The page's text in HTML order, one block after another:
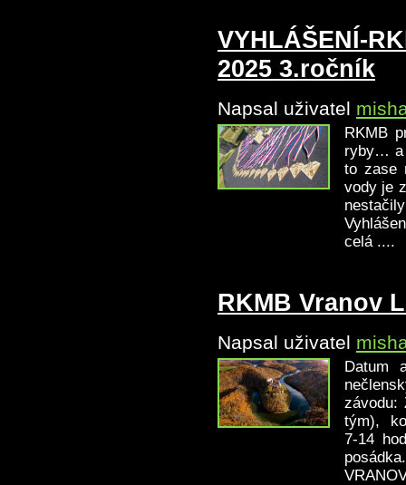
VYHLÁŠENÍ-
2025 3.ročník
Napsal uživatel
RKMB
ryby… a
to zase
vody je
celá ....
RKMB Vranov
Napsal uživatel
Datum
závodu:
tým),
7-14